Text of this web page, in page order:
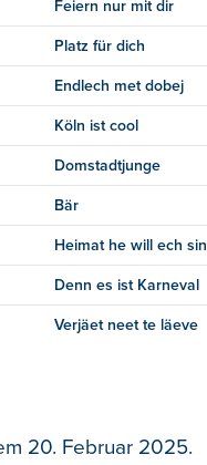
Feiern nur mit dir
Platz für dich
Endlech met dobej
Köln ist cool
Domstadtjunge
Bär
Heimat he will ech sin
Denn es ist Karneval
Verjäet neet te läeve
20. Februar 2025.